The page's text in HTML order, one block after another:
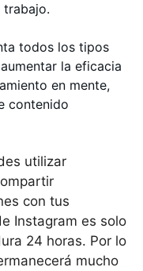
trabajo.
todos los tipos
la eficacia
en mente,
contenido
utilizar
con tus
Instagram es solo
24 horas. Por lo
mucho